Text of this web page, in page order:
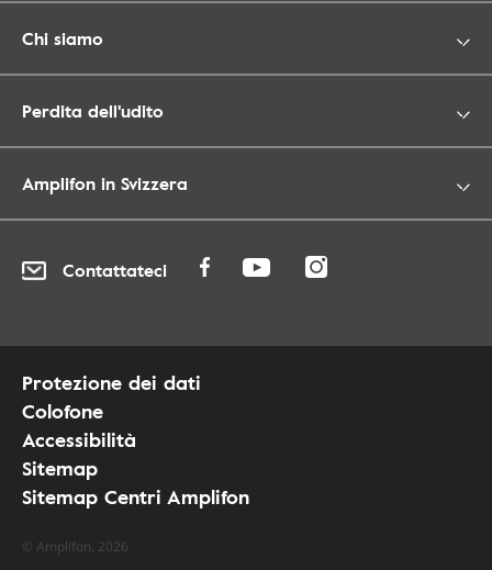
Chi siamo
Perdita dell'udito
Amplifon in Svizzera
Contattateci
Protezione dei dati
Colofone
Accessibilità
Sitemap
Sitemap Centri Amplifon
© Amplifon, 2026